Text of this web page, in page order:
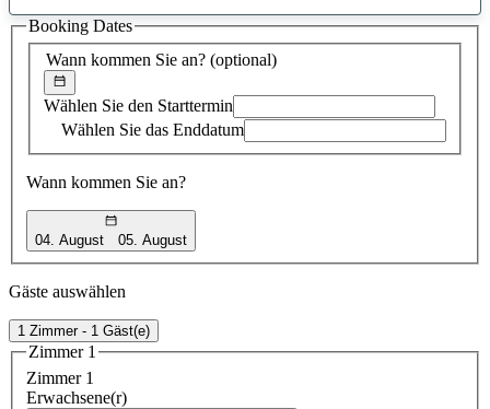
gefundener
Vorschlag
Wann kommen Sie an? (optional)
Wählen Sie den Starttermin
Wählen Sie das Enddatum
Wann kommen Sie an?
04. August 05. August
Booking Dates
Gäste auswählen
1 Zimmer - 1 Gäst(e)
Zimmer 1
Zimmer 1
Erwachsene(r)